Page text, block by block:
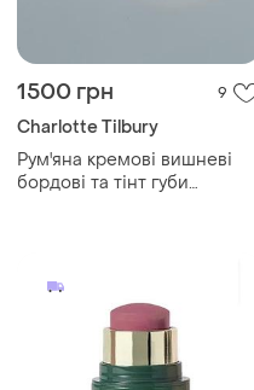
1500 грн 9
Charlotte Tilbury
Рум'яна кремові вишневі
бордові та тінт губи